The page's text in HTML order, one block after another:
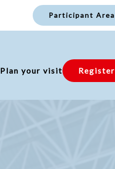
Participant Area
Plan your visit Register